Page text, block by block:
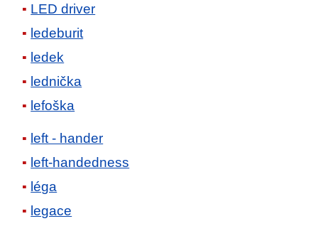
LED driver
ledeburit
ledek
lednička
lefoška
left - hander
left-handedness
léga
legace